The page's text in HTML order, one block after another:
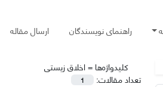
راهنمای نویسندگان ارسال مقاله
کلیدواژه‌ها =اخلاق زیستی
تعداد مقالات:
1